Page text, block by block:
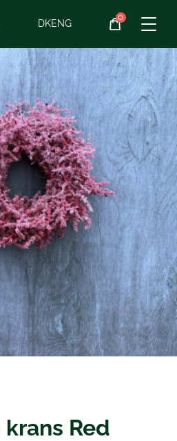
Blomster
Blomster­abonnement
Begravelse
Planter
Gaveideer
Chokolade
Vin
Øl
DKENG
0
Red